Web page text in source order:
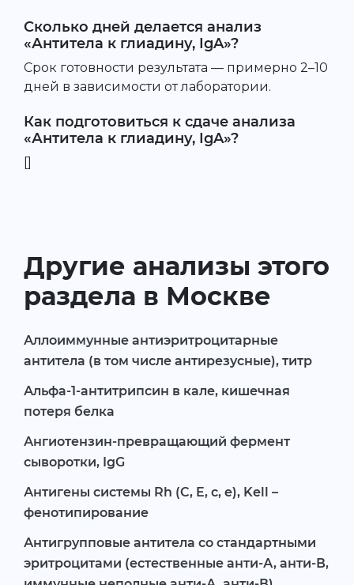
Сколько дней делается анализ
«Антитела к глиадину, IgA»?
Срок готовности результата — примерно 2–10
дней в зависимости от лаборатории.
Как подготовиться к сдаче анализа
«Антитела к глиадину, IgA»?
[]
Другие анализы этого
раздела в Москве
Аллоиммунные антиэритроцитарные
антитела (в том числе антирезусные), титр
Альфа-1-антитрипсин в кале, кишечная
потеря белка
Ангиотензин-превращающий фермент
сыворотки, IgG
Антигены системы Rh (C, E, c, e), Kell –
фенотипирование
Антигрупповые антитела со стандартными
эритроцитами (естественные анти-А, анти-В,